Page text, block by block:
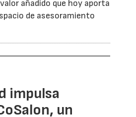
añadido que hoy aporta
de asesoramiento
impulsa
un